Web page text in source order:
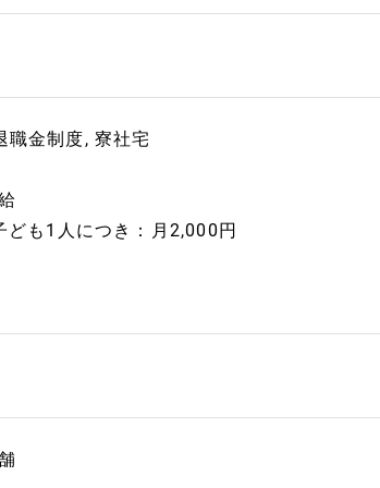
職金制度, 寮社宅
ども1人につき：月2,000円